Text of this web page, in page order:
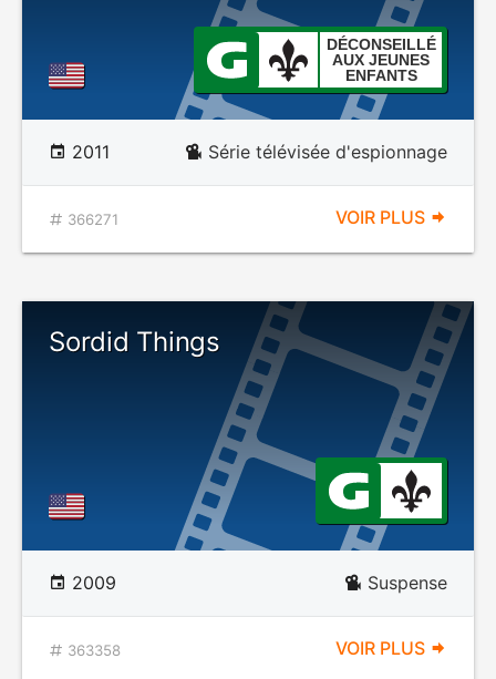
DÉCONSEILLÉ
AUX JEUNES
ENFANTS
2011 Série télévisée d'espionnage
366271 VOIR PLUS
Sordid Things
2009 Suspense
363358 VOIR PLUS